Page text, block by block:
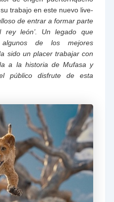
trabajo en este nuevo live-
de entrar a formar parte
rey león’. Un legado que
de los mejores
sido un placer trabajar con
a la historia de Mufasa y
público disfrute de esta